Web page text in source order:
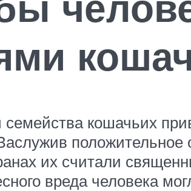
кошачьих
положительное
их считали
вреда человека